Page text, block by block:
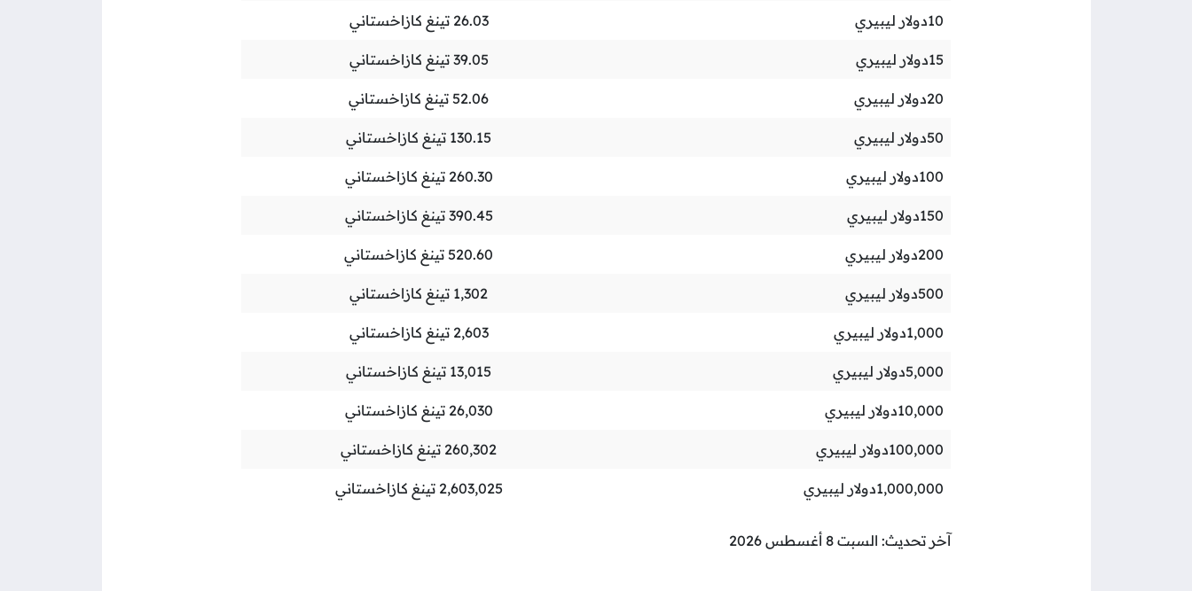
10دولار ليبيري 26.03 تينغ كازاخستاني
15دولار ليبيري 39.05 تينغ كازاخستاني
20دولار ليبيري 52.06 تينغ كازاخستاني
50دولار ليبيري 130.15 تينغ كازاخستاني
100دولار ليبيري 260.30 تينغ كازاخستاني
150دولار ليبيري 390.45 تينغ كازاخستاني
200دولار ليبيري 520.60 تينغ كازاخستاني
500دولار ليبيري 1,302 تينغ كازاخستاني
1,000دولار ليبيري 2,603 تينغ كازاخستاني
5,000دولار ليبيري 13,015 تينغ كازاخستاني
10,000دولار ليبيري 26,030 تينغ كازاخستاني
100,000دولار ليبيري 260,302 تينغ كازاخستاني
1,000,000دولار ليبيري 2,603,025 تينغ كازاخستاني
آخر تحديث: السبت 8 أغسطس 2026